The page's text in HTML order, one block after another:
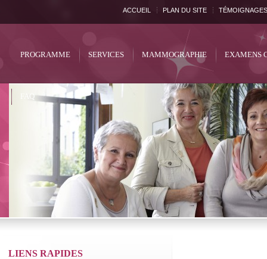
ACCUEIL PLAN DU SITE TÉMOIGNAGES
PROGRAMME SERVICES MAMMOGRAPHIE EXAMENS
FAQ
LIENS RAPIDES